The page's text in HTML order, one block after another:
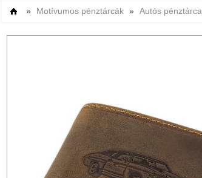
Címlap
» Motívumos pénztárcák » Autós pénztárca